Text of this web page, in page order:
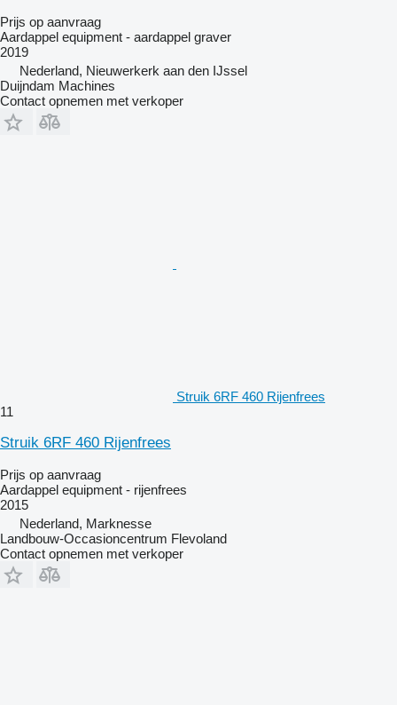
Prijs op aanvraag
Aardappel equipment - aardappel graver
2019
Nederland, Nieuwerkerk aan den IJssel
Duijndam Machines
Contact opnemen met verkoper
Struik 6RF 460 Rijenfrees
11
Struik 6RF 460 Rijenfrees
Prijs op aanvraag
Aardappel equipment - rijenfrees
2015
Nederland, Marknesse
Landbouw-Occasioncentrum Flevoland
Contact opnemen met verkoper